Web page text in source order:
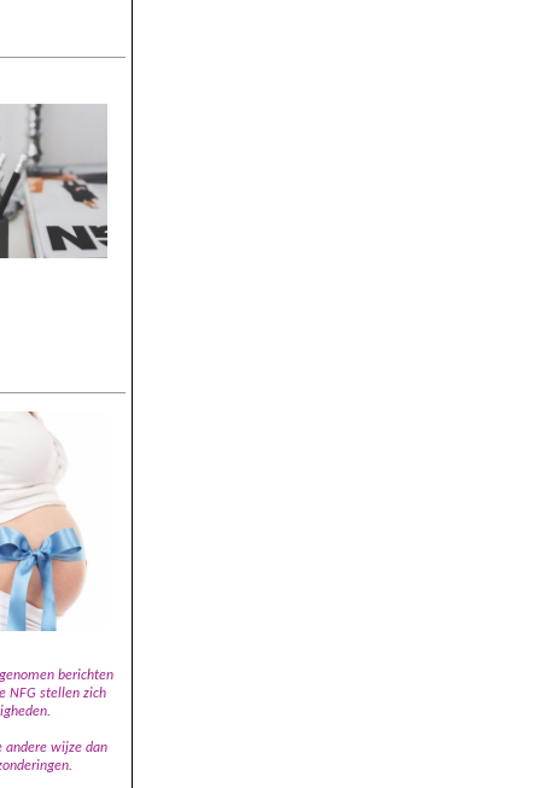
berichten
NFG stellen zich
andere wijze dan